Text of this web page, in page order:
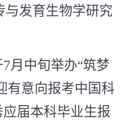
与发育生物学研究
7月中旬举办“筑梦
有意向报考中国科
应届本科毕业生报